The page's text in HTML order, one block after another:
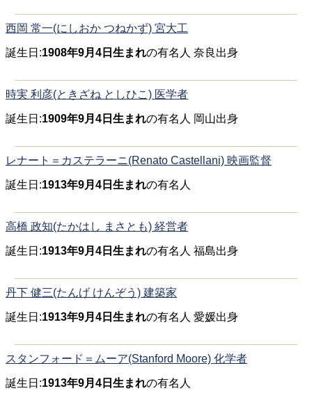
西岡 常一(にしおか つねかず) 宮大工
誕生日:1908年9月4日生まれの有名人 奈良出身
時実 利彦(ときざね としひこ) 医学者
誕生日:1909年9月4日生まれの有名人 岡山出身
レナート＝カステラーニ(Renato Castellani) 映画監督
誕生日:1913年9月4日生まれの有名人
高橋 政知(たかはし まさとも) 経営者
誕生日:1913年9月4日生まれの有名人 福島出身
丹下 健三(たんげ けんぞう) 建築家
誕生日:1913年9月4日生まれの有名人 愛媛出身
スタンフォード＝ムーア(Stanford Moore) 化学者
誕生日:1913年9月4日生まれの有名人